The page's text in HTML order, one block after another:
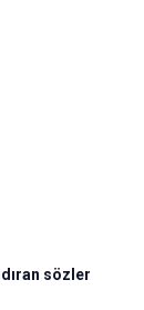
sözler